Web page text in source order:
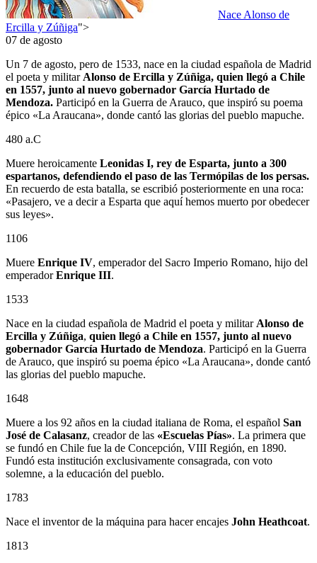
Nace Alonso de
Ercilla y Zúñiga">
07 de agosto
Un 7 de agosto, pero de 1533, nace en la ciudad española de Madrid
el poeta y militar Alonso de Ercilla y Zúñiga, quien llegó a Chile
en 1557, junto al nuevo gobernador García Hurtado de
Mendoza. Participó en la Guerra de Arauco, que inspiró su poema
épico «La Araucana», donde cantó las glorias del pueblo mapuche.
480 a.C
Muere heroicamente Leonidas I, rey de Esparta, junto a 300
espartanos, defendiendo el paso de las Termópilas de los persas.
En recuerdo de esta batalla, se escribió posteriormente en una roca:
«Pasajero, ve a decir a Esparta que aquí hemos muerto por obedecer
sus leyes».
1106
Muere Enrique IV, emperador del Sacro Imperio Romano, hijo del
emperadorEnrique III.
1533
Nace en la ciudad española de Madrid el poeta y militar Alonso de
Ercilla y Zúñiga, quien llegó a Chile en 1557, junto al nuevo
gobernador García Hurtado de Mendoza. Participó en la Guerra
de Arauco, que inspiró su poema épico «La Araucana», donde cantó
las glorias del pueblo mapuche.
1648
Muere a los 92 años en la ciudad italiana de Roma, el español San
José de Calasanz, creador de las «Escuelas Pías». La primera que
se fundó en Chile fue la de Concepción, VIII Región, en 1890.
Fundó esta institución exclusivamente consagrada, con voto
solemne, a la educación del pueblo.
1783
Nace el inventor de la máquina para hacer encajes John Heathcoat.
1813